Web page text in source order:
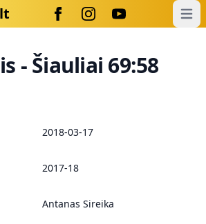
- Šiauliai 69:58
2018-03-17
2017-18
Antanas Sireika